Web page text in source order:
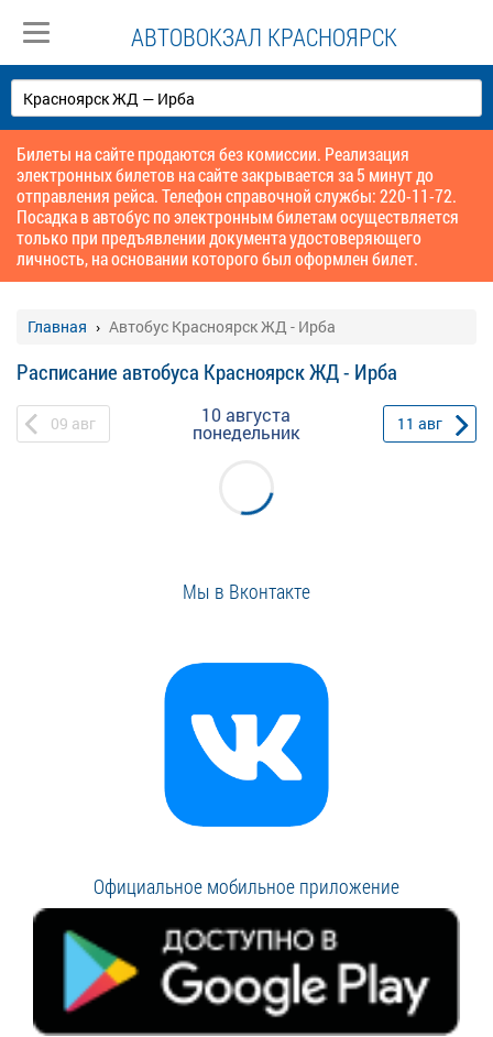
АВТОВОКЗАЛ КРАСНОЯРСК
Билеты на сайте продаются без комиссии. Реализация
электронных билетов на сайте закрывается за 5 минут до
отправления рейса. Телефон справочной службы: 220-11-72.
Посадка в автобус по электронным билетам осуществляется
только при предъявлении документа удостоверяющего
личность, на основании которого был оформлен билет.
Главная Автобус Красноярск ЖД - Ирба
Расписание автобуса Красноярск ЖД - Ирба
09 авг 10 августа
понедельник 11 авг
Мы в Вконтакте
Официальное мобильное приложение